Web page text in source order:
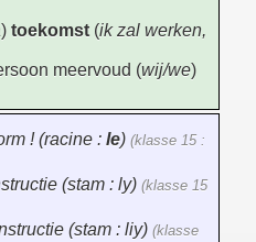
) toekomst (ik zal werken,
meervoud (wij/we)
! (racine : le) (klasse 15 :
(stam : ly) (klasse 15
(stam : liy) (klasse